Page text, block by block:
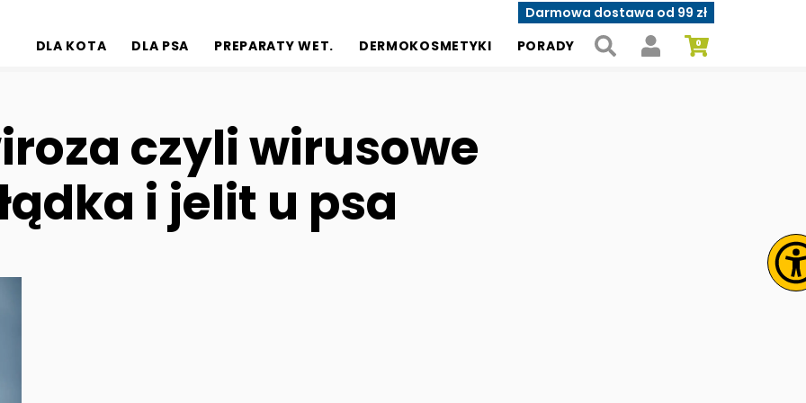
Darmowa dostawa od 99 zł
DLA KOTA
DLA PSA PREPARATY WET. DERMOKOSMETYKI PORADY
czyli wirusowe
i jelit u psa